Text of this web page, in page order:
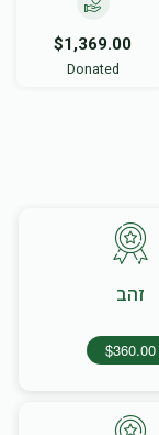
$1,369.00
Donated
זהב
$360.00